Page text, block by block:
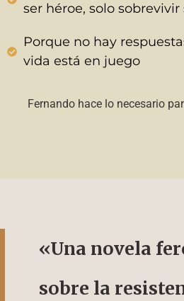
ser héroe, solo
Porque no hay
vida está en juego
Fernando hace lo necesario
«Una novela
sobre la